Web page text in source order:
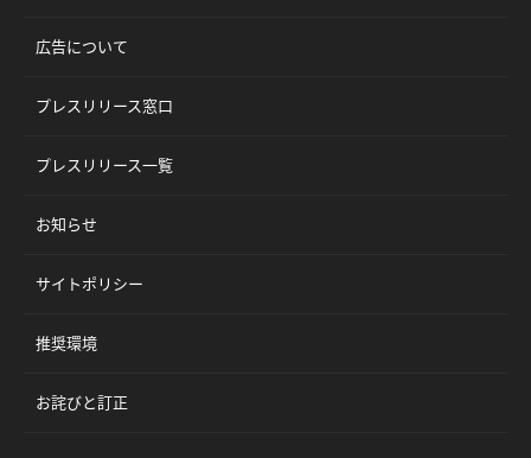
広告について
プレスリリース窓口
プレスリリース一覧
お知らせ
サイトポリシー
推奨環境
お詫びと訂正